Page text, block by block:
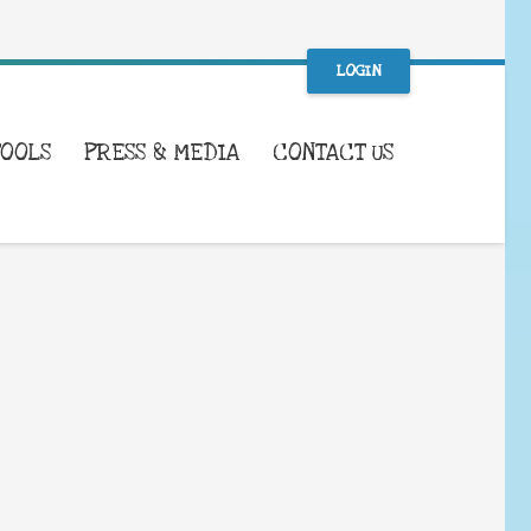
LOGIN
PRESS & MEDIA CONTACT US